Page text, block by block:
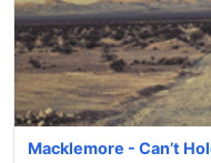
Macklemore - Can’t